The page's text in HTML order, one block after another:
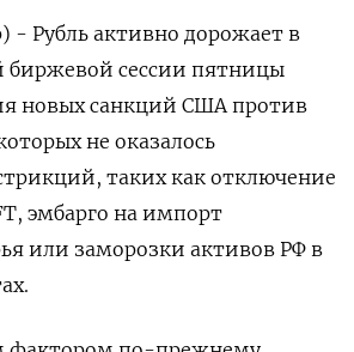
- Рубль активно дорожает в
биржевой сессии пятницы
новых санкций США против
не оказалось
таких как отключение
эмбарго на импорт
или заморозки активов РФ в